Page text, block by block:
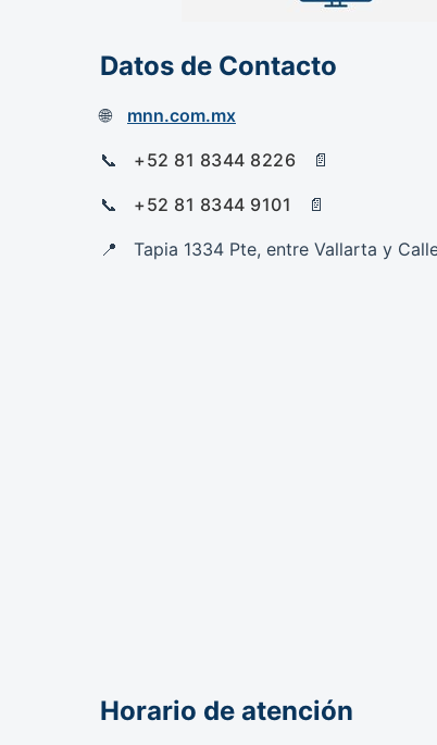
Datos de Contacto
mnn.com.mx
+52 81 8344 8226
+52 81 8344 9101
Tapia 1334 Pte, entre Vallarta y
Horario de atención